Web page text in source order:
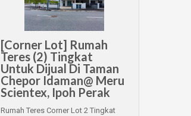
[Corner Lot] Rumah
Teres (2) Tingkat
Untuk Dijual Di Taman
Chepor Idaman@ Meru
Scientex, Ipoh Perak
Rumah Teres Corner Lot 2 Tingkat